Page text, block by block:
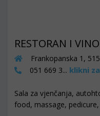
RESTORAN I
Frankopanska 1,
051 669 3... klikni
Sala za vjenčanja,
food, massage,